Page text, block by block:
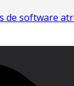
de software